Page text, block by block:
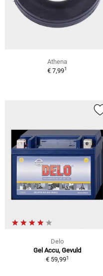
Athena
€ 7,991
Delo
Gel Accu, Gevuld
€ 59,991